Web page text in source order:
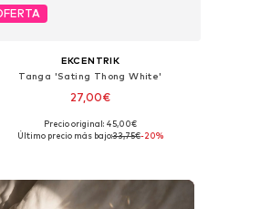
EKCENTRIK
Tanga 'Sating Thong White'
27,00€
Tallas disponibles: S, M, L
Precio original: 45,00€
Último precio más bajo:33,75€-20%